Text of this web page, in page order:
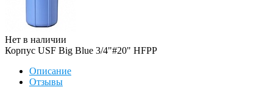
Нет в наличии
Корпус USF Big Blue 3/4"#20" HFPP
Описание
Отзывы